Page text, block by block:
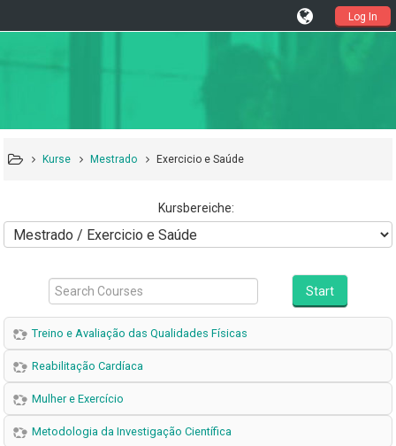
Log In
Kurse Mestrado Exercicio e Saúde
Kursbereiche:
Courses
Start
Treino e Avaliação das Qualidades Físicas
Reabilitação Cardíaca
Mulher e Exercício
Metodologia da Investigação Científica